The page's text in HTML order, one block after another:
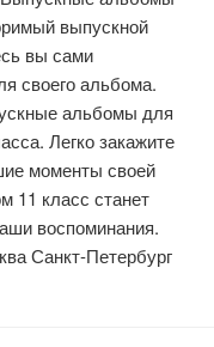
выпускной
вы сами
своего альбома.
альбомы для
Легко закажите
моменты своей
11 класс станет
воспоминания.
Санкт-Петербург